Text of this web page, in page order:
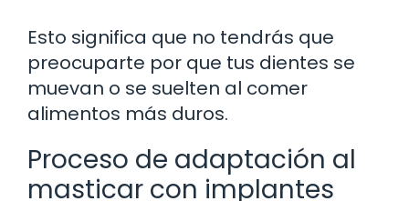
Esto significa que no tendrás que
preocuparte por que tus dientes se
muevan o se suelten al comer
alimentos más duros.
Proceso de adaptación al
masticar con implantes